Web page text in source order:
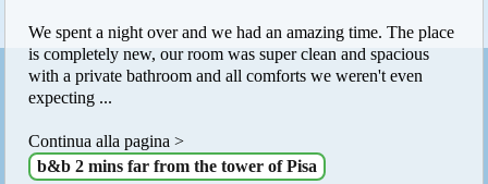
We spent a night over and we had an amazing time. The place
is completely new, our room was super clean and spacious
with a private bathroom and all comforts we weren't even
expecting ...
Continua alla pagina >
b&b 2 mins far from the tower of Pisa